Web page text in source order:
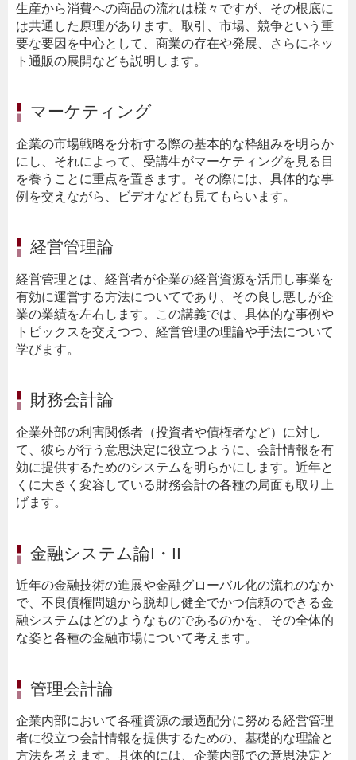
生産から消費への商品の流れは様々ですが、その根底に
は共通した原理があります。取引、市場、競争という重
要な要因を中心として、商業の存在や発展、さらにネッ
ト通販の展開なども説明します。
マーケティング
企業の市場戦略を分析する際の基本的な枠組みを明らか
にし、それによって、受講生がマーケティングを見る目
を養うことに重点を置きます。その際には、具体的な事
例を交えながら、ビデオなども見てもらいます。
経営管理論
経営管理とは、経営者が企業の経営資源を活用し事業を
有効に運営する方法についてであり、その良し悪しが企
業の業績を左右します。この講義では、具体的な事例や
トピックスを交えつつ、経営管理の理論や手法について
学びます。
財務会計論
企業外部の利害関係者（投資者や債権者など）に対し
て、彼らが行う意思決定に役立つように、会計情報を有
効に提供するためのシステムを明らかにします。近年と
くに大きく変容している財務会計の各種の局面も取り上
げます。
金融システム論I・II
近年の金融技術の進展や金融グローバル化の流れのなか
で、不良債権問題から脱却し健全でかつ信頼のできる金
融システムはどのようなものであるのかを、その全体的
な姿と各種の金融市場について考えます。
管理会計論
企業内部において各種資源の最適配分に努める経営管理
者に役立つ会計情報を提供するための、基礎的な理論と
方法を考えます。具体的には、企業内部での意思決定と